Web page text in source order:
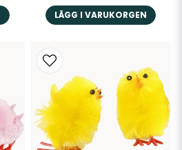
LÄGG I VARUKORGEN